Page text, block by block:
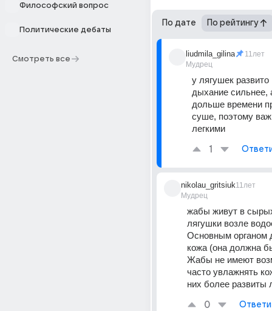
Философский вопрос
Политические дебаты
Смотреть все
По дате По рейтингу
liudmila_gilina
Мудрец
11лет
у лягушек развито
дыхание сильнее,
дольше времени
суше, поэтому
легкими
1
nikolau_gritsiuk
Мудрец
11лет
жабы живут в
лягушки возле
Основным органом
кожа (она должна
Жабы не имеют
часто увлажнять
них более развиты
0